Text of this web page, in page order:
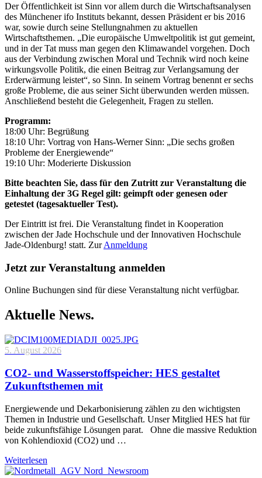
Der Öffentlichkeit ist Sinn vor allem durch die Wirtschaftsanalysen
des Münchener ifo Instituts bekannt, dessen Präsident er bis 2016
war, sowie durch seine Stellungnahmen zu aktuellen
Wirtschaftsthemen. „Die europäische Umweltpolitik ist gut gemeint,
und in der Tat muss man gegen den Klimawandel vorgehen. Doch
aus der Verbindung zwischen Moral und Technik wird noch keine
wirkungsvolle Politik, die einen Beitrag zur Verlangsamung der
Erderwärmung leistet“, so Sinn. In seinem Vortrag benennt er sechs
große Probleme, die aus seiner Sicht überwunden werden müssen.
Anschließend besteht die Gelegenheit, Fragen zu stellen.
Programm:
18:00 Uhr: Begrüßung
18:10 Uhr: Vortrag von Hans-Werner Sinn: „Die sechs großen
Probleme der Energiewende“
19:10 Uhr: Moderierte Diskussion
Bitte beachten Sie, dass für den Zutritt zur Veranstaltung die
Einhaltung der 3G Regel gilt: geimpft oder genesen oder
getestet (tagesaktueller Test).
Der Eintritt ist frei. Die Veranstaltung findet in Kooperation
zwischen der Jade Hochschule und der Innovativen Hochschule
Jade-Oldenburg! statt. ZurAnmeldung
Jetzt zur Veranstaltung anmelden
Online Buchungen sind für diese Veranstaltung nicht verfügbar.
Aktuelle News.
5. August 2026
CO2- und Wasserstoffspeicher: HES gestaltet
Zukunftsthemen mit
Energiewende und Dekarbonisierung zählen zu den wichtigsten
Themen in Industrie und Gesellschaft. Unser Mitglied HES hat für
beide zukunftsfähige Lösungen parat. Ohne die massive Reduktion
von Kohlendioxid (CO2) und …
Weiterlesen